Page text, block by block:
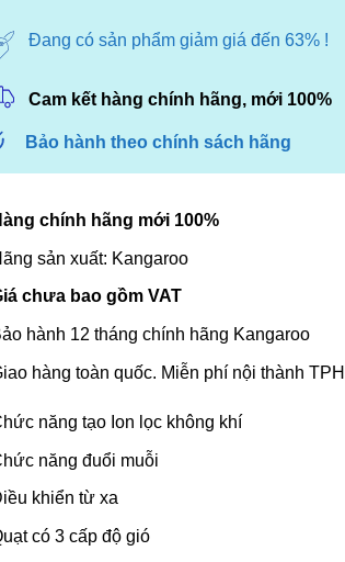
Đang có sản phẩm giảm giá đến 63% !
Cam kết hàng chính hãng, mới 100%
Bảo hành theo chính sách hãng
chính hãng mới 100%
sản xuất: Kangaroo
chưa bao gồm VAT
hành 12 tháng chính hãng Kangaroo
hàng toàn quốc. Miễn phí nội thành
năng tạo Ion lọc không khí
năng đuổi muỗi
khiển từ xa
có 3 cấp độ gió